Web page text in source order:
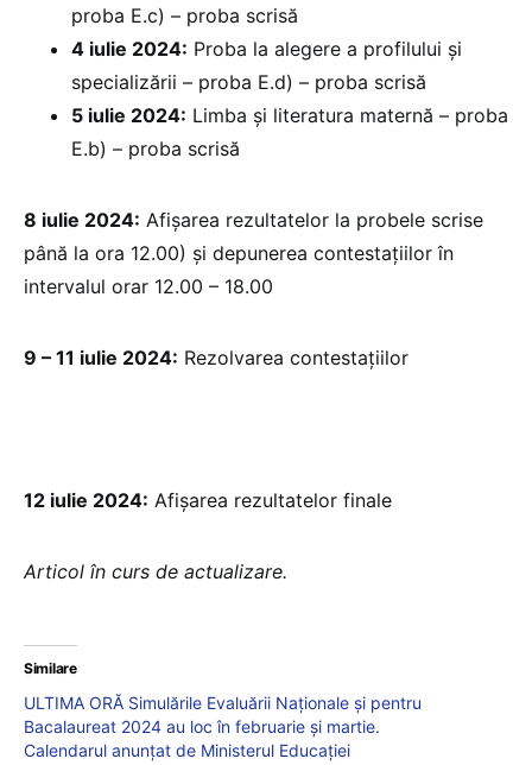
proba E.c) – proba scrisă
4 iulie 2024: Proba la alegere a profilului și
specializării – proba E.d) – proba scrisă
5 iulie 2024: Limba și literatura maternă – proba
E.b) – proba scrisă
8 iulie 2024: Afișarea rezultatelor la probele scrise
până la ora 12.00) și depunerea contestațiilor în
intervalul orar 12.00 – 18.00
9 – 11 iulie 2024: Rezolvarea contestațiilor
12 iulie 2024: Afișarea rezultatelor finale
Articol în curs de actualizare.
Similare
ULTIMA ORĂ Simulările Evaluării Naționale și pentru
Bacalaureat 2024 au loc în februarie și martie.
Calendarul anunțat de Ministerul Educației